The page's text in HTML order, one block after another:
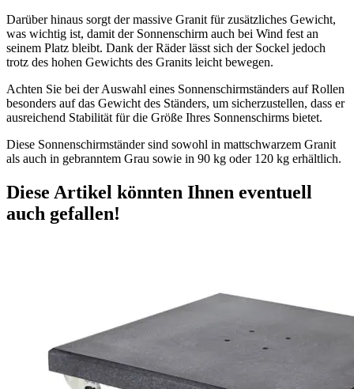
Darüber hinaus sorgt der massive Granit für zusätzliches Gewicht,
was wichtig ist, damit der Sonnenschirm auch bei Wind fest an
seinem Platz bleibt. Dank der Räder lässt sich der Sockel jedoch
trotz des hohen Gewichts des Granits leicht bewegen.
Achten Sie bei der Auswahl eines Sonnenschirmständers auf Rollen
besonders auf das Gewicht des Ständers, um sicherzustellen, dass er
ausreichend Stabilität für die Größe Ihres Sonnenschirms bietet.
Diese Sonnenschirmständer sind sowohl in mattschwarzem Granit
als auch in gebranntem Grau sowie in 90 kg oder 120 kg erhältlich.
Diese Artikel könnten Ihnen eventuell
auch gefallen!